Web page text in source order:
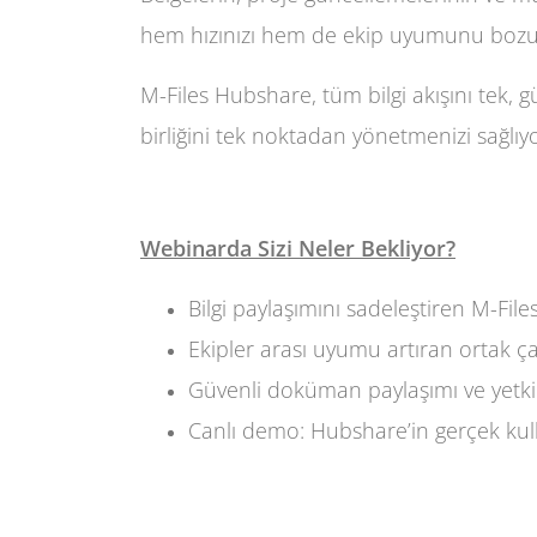
hem hızınızı hem de ekip uyumunu
M-Files Hubshare, tüm bilgi akışını
birliğini tek noktadan yönetmenizi
Webinarda Sizi Neler Bekliyor?
Bilgi paylaşımını sadeleştiren M-
Ekipler arası uyumu artıran ortak
Güvenli doküman paylaşımı ve
Canlı demo: Hubshare’in gerçek